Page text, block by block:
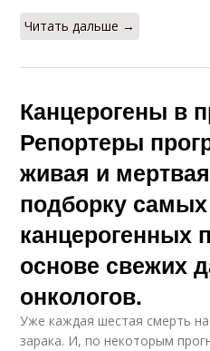
Читать дальше →
Канцерогены в
Репортеры
живая и
подборку самых
канцерогенных
основе свежих
онкологов.
Уже каждая шестая смерть
зарака. И, по некоторым